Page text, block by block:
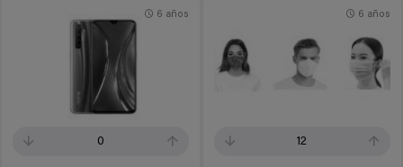
0
6 años
12
6 años